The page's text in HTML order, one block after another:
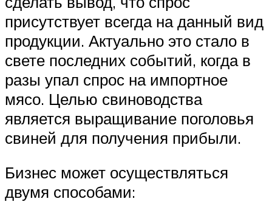
присутствует всегда на данный вид
продукции. Актуально это стало в
свете последних событий, когда в
разы упал спрос на импортное
мясо. Целью свиноводства
является выращивание поголовья
свиней для получения прибыли.
Бизнес может осуществляться
двумя способами: